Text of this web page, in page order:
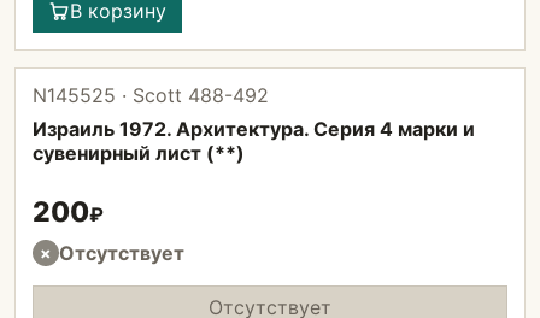
В корзину
N145525 · Scott 488-492
Израиль 1972. Архитектура. Серия 4 марки и
сувенирный лист (**)
200₽
× Отсутствует
Отсутствует